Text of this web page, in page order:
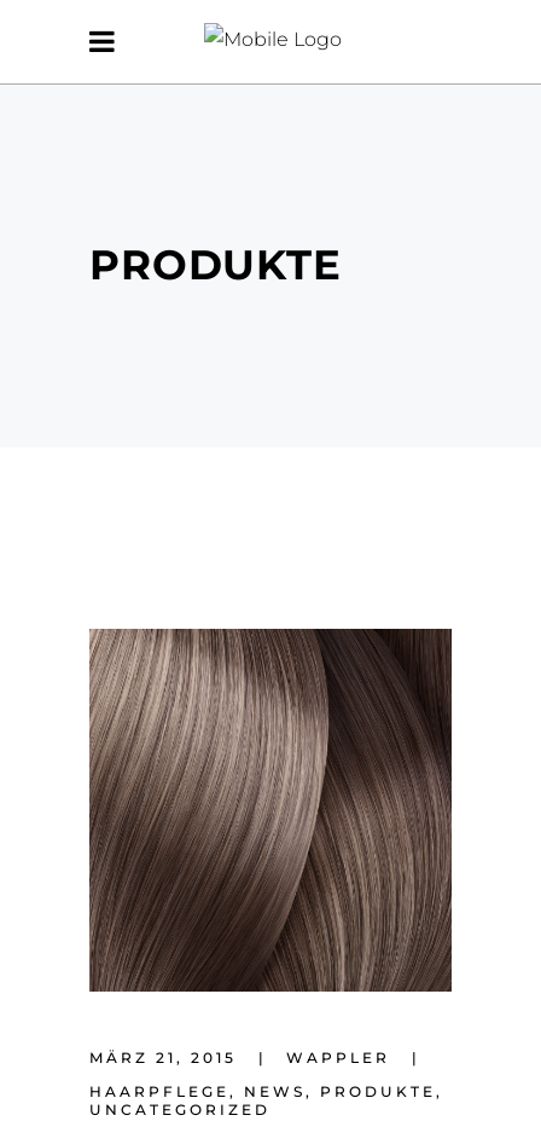
PRODUKTE
MÄRZ 21, 2015
WAPPLER
HAARPFLEGE , NEWS , PRODUKTE ,
UNCATEGORIZED